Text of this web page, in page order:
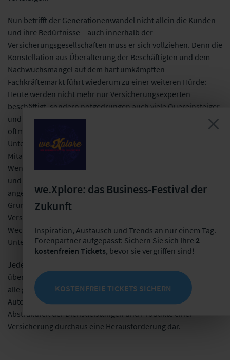
Nun betrifft der Generationenwandel nicht allein die Kunden
und ihre Bedürfnisse – auch innerhalb der
Versicherungsgesellschaften muss er sich vollziehen. Denn die
Konstellation aus Überalterung der Beschäftigten und dem
Nachwuchsmangel auf dem hart umkämpften
Fachkräftemarkt führt wiederum zu einer weiteren Hürde:
Heute werden nicht mehr nur Versicherungsexperten
beschäftigt, sondern notgedrungen auch viele Quereinsteiger
und branchenfremde Spezialisten – z. B. in der IT –, die
oftmals wenig Fachwissen im Assekuranzbereich mitbringen.
Unter diesen Voraussetzungen ist es nicht leicht, alle
Mitarbeiter fachlich auf den gleichen Stand zu bringen.
Weniger technikaffine Mitarbeiter müssen die Notwendigkeit
und Tools der Digitalisierung verstehen und dahingehend
angelernt werden. Fachfremden muss ein gutes
Grundverständnis für die Zusammenhänge innerhalb der
Versicherungsunternehmen sowie über die
Wechselwirkungen mit den Anspruchsgruppen jenseits der
Unternehmensgrenzen vermittelt werden.
Jeder einzelne Mitarbeiter braucht einen Gesamtüberblick
über Vorgänge im Unternehmen und die Endprodukte, für die
alle gemeinsam arbeiten. Was beispielsweise in der
Automobilindustrie recht unkompliziert ist, stellt durch die
Abstraktheit der Dienstleistungen und Produkte einer
Versicherung durchaus eine Herausforderung dar.
we.Xplore: das Business-Festival der
Zukunft
Inspiration, Austausch und Trends an nur einem Tag.
Forenpartner aufgepasst: Sichern Sie sich Ihre 2
kostenfreien Tickets, bevor sie vergriffen sind!
KOSTENFREIE TICKETS SICHERN